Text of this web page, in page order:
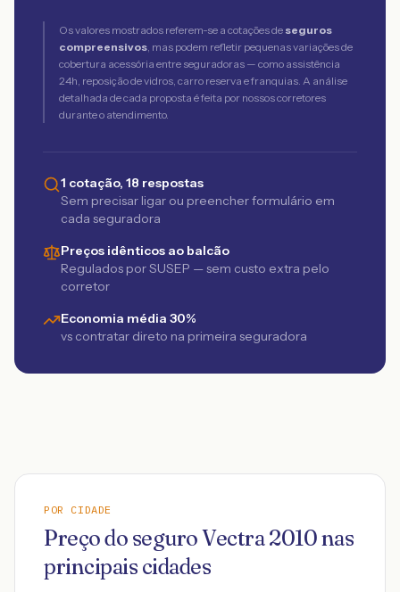
Os valores mostrados referem-se a cotações de seguros
compreensivos, mas podem refletir pequenas variações de
cobertura acessória entre seguradoras — como assistência
24h, reposição de vidros, carro reserva e franquias. A análise
detalhada de cada proposta é feita por nossos corretores
durante o atendimento.
1 cotação, 18 respostas
Sem precisar ligar ou preencher formulário em
cada seguradora
Preços idênticos ao balcão
Regulados por SUSEP — sem custo extra pelo
corretor
Economia média 30%
vs contratar direto na primeira seguradora
POR CIDADE
Preço do seguroVectra2010nas
principais cidades